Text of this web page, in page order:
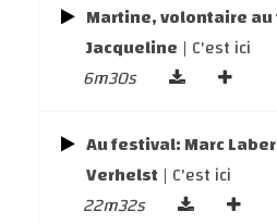
Martine, volontaire
Jacqueline | C'est ici
6m30s
Au festival: Marc
Verhelst | C'est ici
22m32s